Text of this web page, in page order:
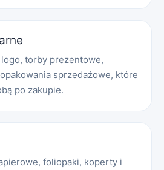
torby prezentowe,
sprzedażowe, które
po zakupie.
foliopaki, koperty i